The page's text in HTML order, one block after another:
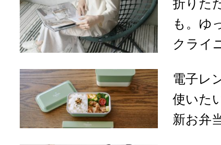
折りた
も。ゆ
クライ
電子レ
使いた
新お弁